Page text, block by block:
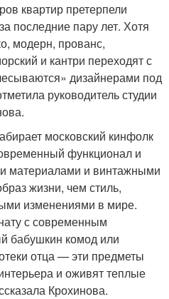
квартир претерпели
последние пару лет. Хотя
модерн, прованс,
и кантри переходят с
дизайнерами под
руководитель студии
московский кинфолк
функционал и
материалами и винтажными
жизни, чем стиль,
изменениями в мире.
с современным
бабушкин комод или
отца — эти предметы
и оживят теплые
Крохинова.